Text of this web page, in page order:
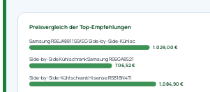
Preisvergleich der Top-Empfehlungen
Samsung RS6JA8811S9/EG Side-by-Side-Kühlsc
1.029,00 €
Side-by-Side Kühlschrank Samsung RS6GA8521
706,52 €
Side-by-Side-Kühlschrank Hisense RS818N4TI
1.084,90 €